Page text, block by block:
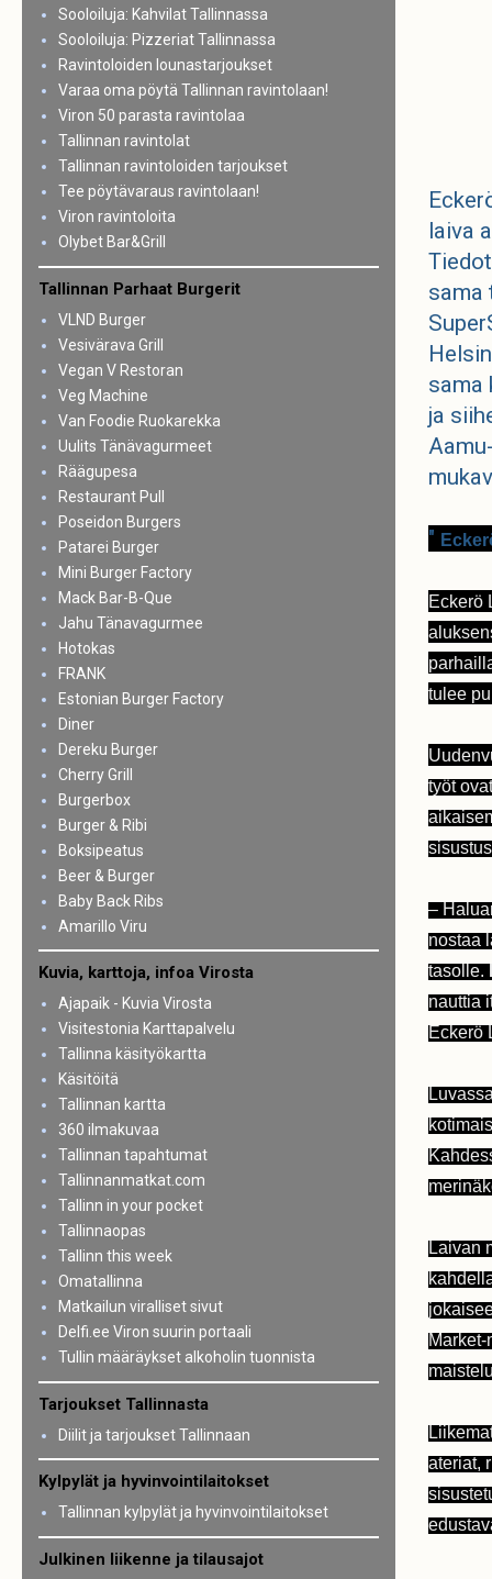
laiva
sama
sama
ja
"
Eckerö
tulee
työt
–
nostaa
tasolle.
nauttia
Eckerö
Laivan
ateriat,
Sooloiluja: Kahvilat Tallinnassa
Sooloiluja: Pizzeriat Tallinnassa
Ravintoloiden lounastarjoukset
Varaa oma pöytä Tallinnan ravintolaan!
Viron 50 parasta ravintolaa
Tallinnan ravintolat
Tallinnan ravintoloiden tarjoukset
Tee pöytävaraus ravintolaan!
Viron ravintoloita
Olybet Bar&Grill
Tallinnan Parhaat Burgerit
VLND Burger
Vesivärava Grill
Vegan V Restoran
Veg Machine
Van Foodie Ruokarekka
Uulits Tänävagurmeet
Räägupesa
Restaurant Pull
Poseidon Burgers
Patarei Burger
Mini Burger Factory
Mack Bar-B-Que
Jahu Tänavagurmee
Hotokas
FRANK
Estonian Burger Factory
Diner
Dereku Burger
Cherry Grill
Burgerbox
Burger & Ribi
Boksipeatus
Beer & Burger
Baby Back Ribs
Amarillo Viru
Kuvia, karttoja, infoa Virosta
Ajapaik - Kuvia Virosta
Visitestonia Karttapalvelu
Tallinna käsityökartta
Käsitöitä
Tallinnan kartta
360 ilmakuvaa
Tallinnan tapahtumat
Tallinnanmatkat.com
Tallinn in your pocket
Tallinnaopas
Tallinn this week
Omatallinna
Matkailun viralliset sivut
Delfi.ee Viron suurin portaali
Tullin määräykset alkoholin tuonnista
Tarjoukset Tallinnasta
Diilit ja tarjoukset Tallinnaan
Kylpylät ja hyvinvointilaitokset
Tallinnan kylpylät ja hyvinvointilaitokset
Julkinen liikenne ja tilausajot